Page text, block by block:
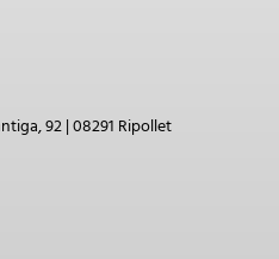
92 | 08291 Ripollet